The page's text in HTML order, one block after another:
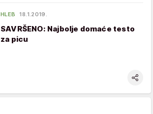
HLEB 18.1.2019.
SAVRŠENO: Najbolje domaće testo
za picu